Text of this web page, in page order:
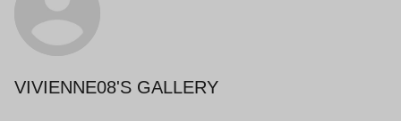
VIVIENNE08'S GALLERY